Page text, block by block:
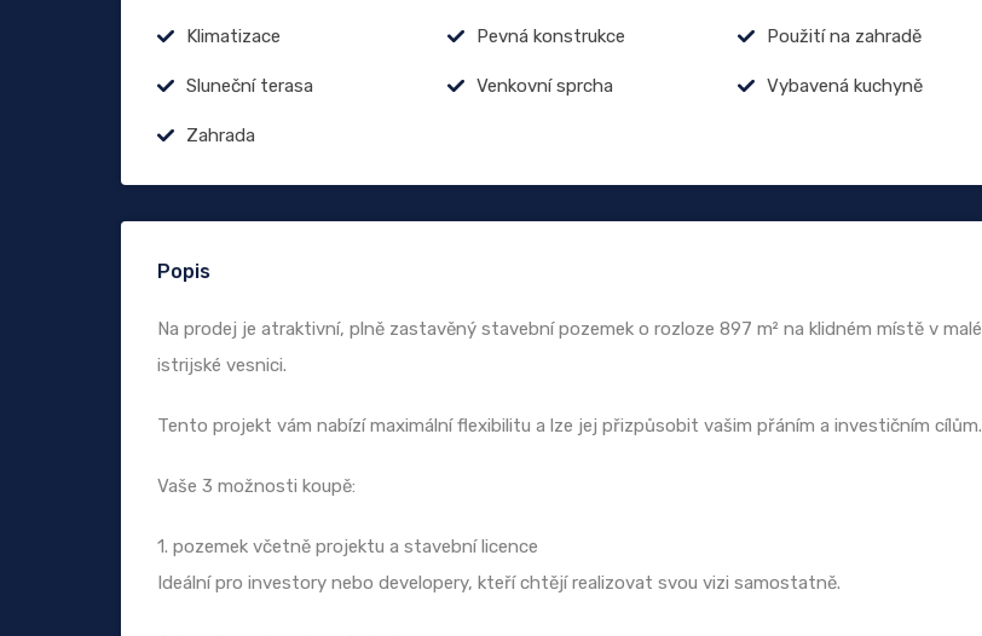
Klimatizace Pevná konstrukce Použití na zahradě
Sluneční terasa Venkovní sprcha Vybavená kuchyně
Zahrada
Popis
Na prodej je atraktivní, plně zastavěný stavební pozemek o rozloze 897 m² na klidném místě v malé
istrijské vesnici.
Tento projekt vám nabízí maximální flexibilitu a lze jej přizpůsobit vašim přáním a investičním cílům.
Vaše 3 možnosti koupě:
1. pozemek včetně projektu a stavební licence
Ideální pro investory nebo developery, kteří chtějí realizovat svou vizi samostatně.